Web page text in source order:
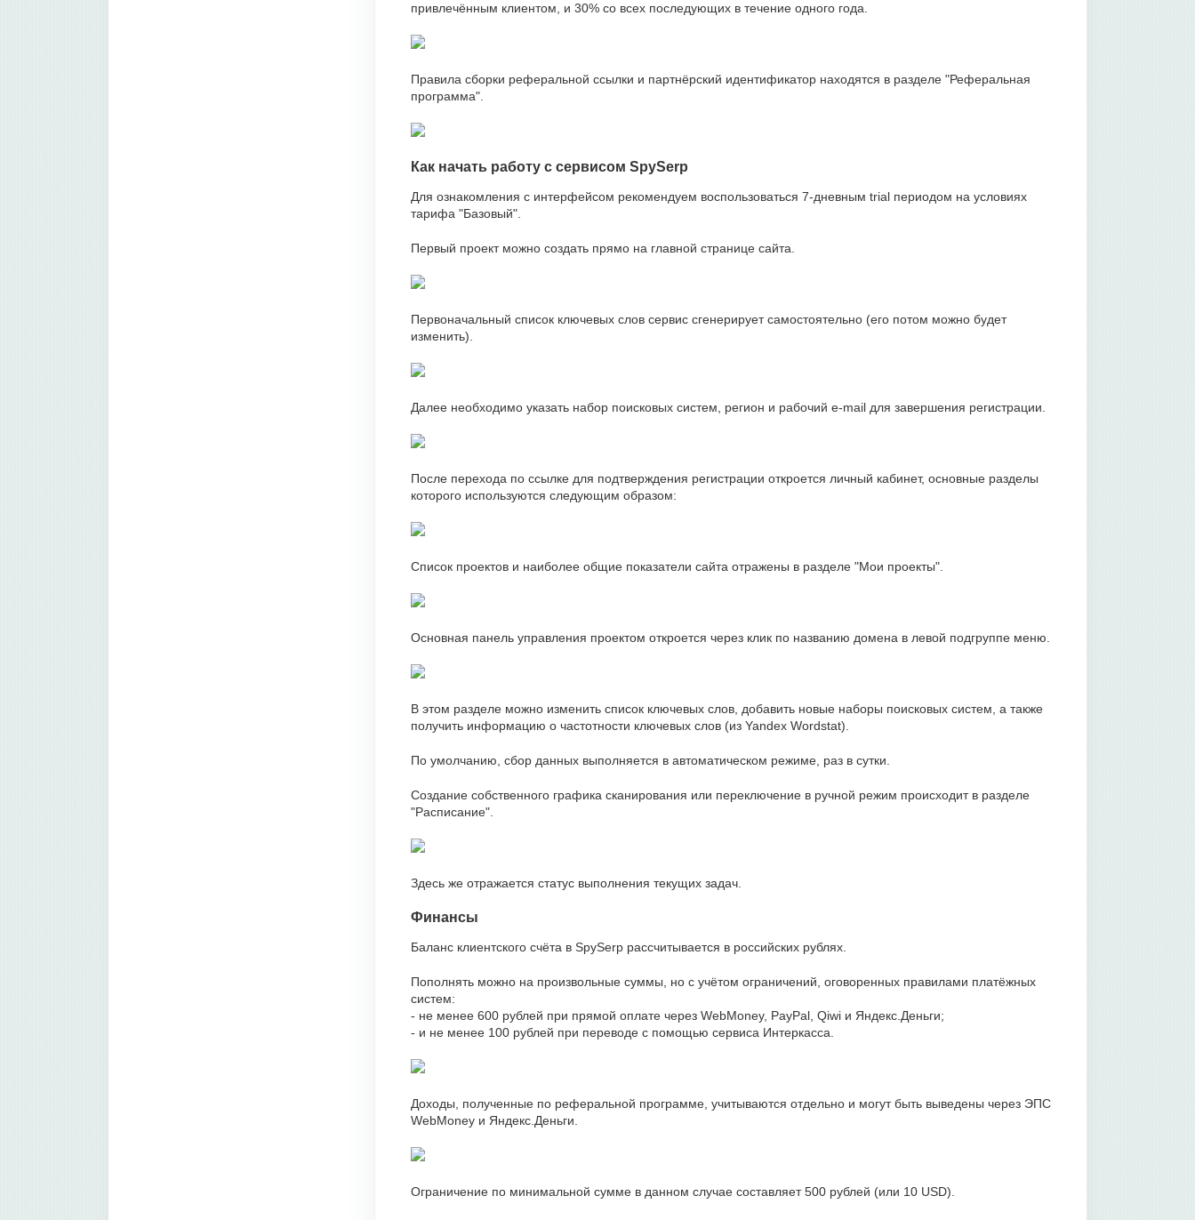
привлечённым клиентом, и 30% со всех последующих в течение одного года.
Правила сборки реферальной ссылки и партнёрский идентификатор находятся в разделе "Реферальная
программа".
Как начать работу с сервисом SpySerp
Для ознакомления с интерфейсом рекомендуем воспользоваться 7-дневным trial периодом на условиях
тарифа "Базовый".
Первый проект можно создать прямо на главной странице сайта.
Первоначальный список ключевых слов сервис сгенерирует самостоятельно (его потом можно будет
изменить).
Далее необходимо указать набор поисковых систем, регион и рабочий e-mail для завершения регистрации.
После перехода по ссылке для подтверждения регистрации откроется личный кабинет, основные разделы
которого используются следующим образом:
Список проектов и наиболее общие показатели сайта отражены в разделе "Мои проекты".
Основная панель управления проектом откроется через клик по названию домена в левой подгруппе меню.
В этом разделе можно изменить список ключевых слов, добавить новые наборы поисковых систем, а также
получить информацию о частотности ключевых слов (из Yandex Wordstat).
По умолчанию, сбор данных выполняется в автоматическом режиме, раз в сутки.
Создание собственного графика сканирования или переключение в ручной режим происходит в разделе
"Расписание".
Здесь же отражается статус выполнения текущих задач.
Финансы
Баланс клиентского счёта в SpySerp рассчитывается в российских рублях.
Пополнять можно на произвольные суммы, но с учётом ограничений, оговоренных правилами платёжных
систем:
- не менее 600 рублей при прямой оплате через WebMoney, PayPal, Qiwi и Яндекс.Деньги;
- и не менее 100 рублей при переводе с помощью сервиса Интеркасса.
Доходы, полученные по реферальной программе, учитываются отдельно и могут быть выведены через ЭПС
WebMoney и Яндекс.Деньги.
Ограничение по минимальной сумме в данном случае составляет 500 рублей (или 10 USD).